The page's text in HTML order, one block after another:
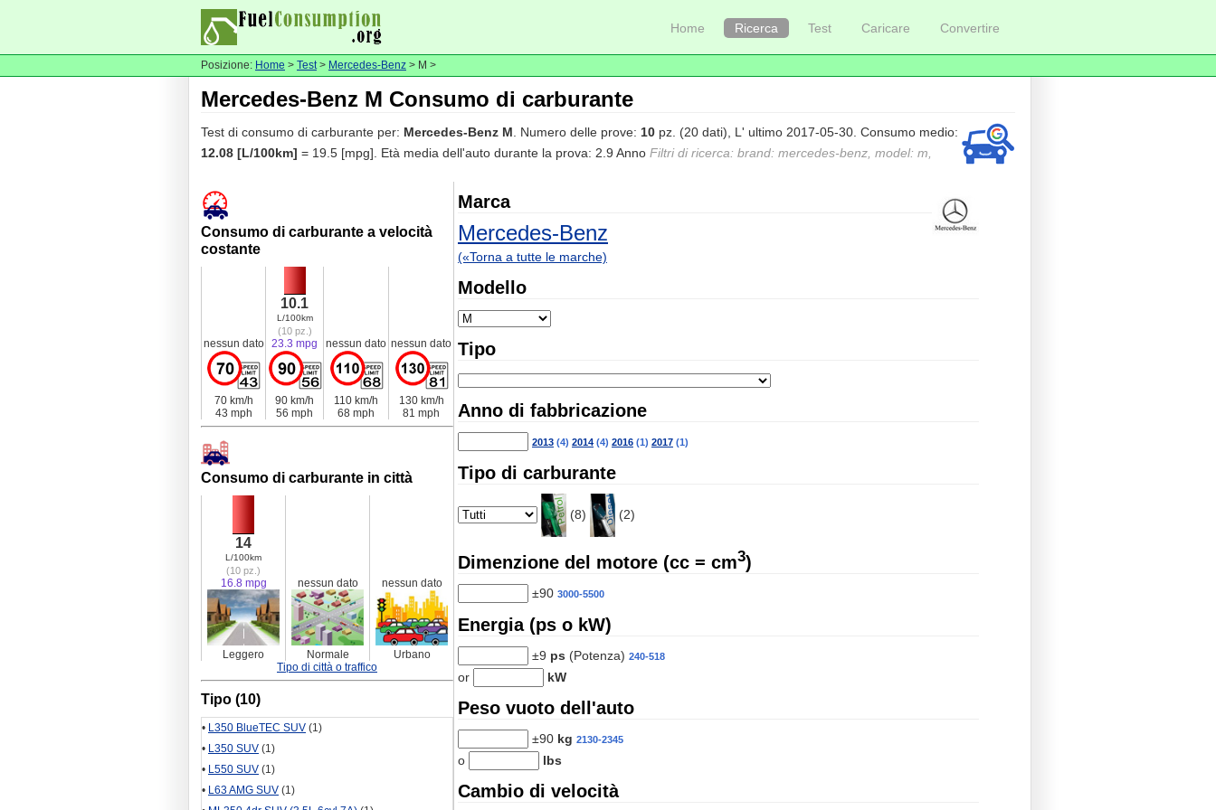
Home Ricerca Test Caricare Convertire
Posizione: Home > Test> Mercedes-Benz > M >
Mercedes-Benz M Consumo di carburante
Test di consumo di carburante per: Mercedes-Benz M . Numero delle prove: 10 pz. (20 dati), L' ultimo 2017-05-30. Consumo medio:
12.08 [L/100km] = 19.5 [mpg]. Età media dell'auto durante la prova: 2.9 Anno Filtri di ricerca: brand: mercedes-benz, model: m,
Consumo di carburante a velocità
costante
nessun dato
10.1
L/100km
(10 pz.)
23.3 mpg nessun dato nessun dato
70 km/h
43 mph
90 km/h
56 mph
110 km/h
68 mph
130 km/h
81 mph
Consumo di carburante in città
14
L/100km
(10 pz.)
16.8 mpg nessun dato nessun dato
Leggero Normale
Urbano
Tipo di città o traffico
Tipo (10)
• L350 BlueTEC SUV (1)
• L350 SUV (1)
• L550 SUV (1)
• L63 AMG SUV (1)
Marca
Mercedes-Benz
(«Torna a tutte le marche)
Modello
Tipo
Anno di fabbricazione
2013 (4) 2014 (4) 2016 (1) 2017 (1)
Tipo di carburante
(8) (2)
Dimenzione del motore (cc = cm3)
±90 3000-5500
Energia (ps o kW)
±9 ps (Potenza) 240-518
or kW
Peso vuoto dell'auto
±90 kg 2130-2345
o lbs
Cambio di velocità